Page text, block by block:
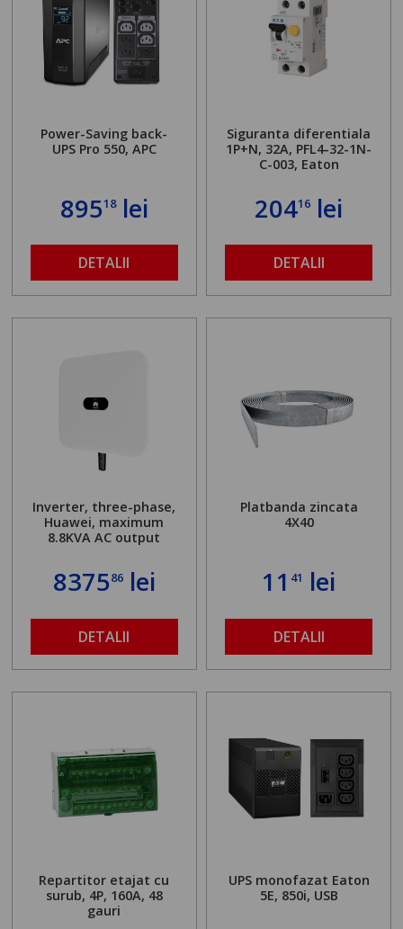
Power-Saving back-
UPS Pro 550, APC
89518lei
DETALII
Siguranta diferentiala
1P+N, 32A, PFL4-32-1N-
C-003, Eaton
20416 lei
DETALII
Inverter, three-phase,
Huawei, maximum
8.8KVA AC output
837586lei
DETALII
Platbanda zincata
4X40
11 41 lei
DETALII
Repartitor etajat cu
surub, 4P, 160A, 48
gauri
UPS monofazat Eaton
5E, 850i, USB